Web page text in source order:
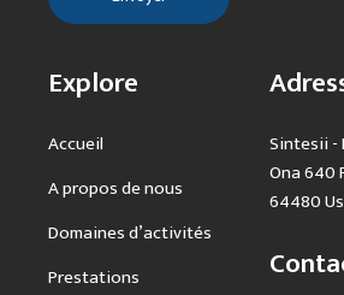
Explore
Accueil
A propos de nous
Domaines d’activités
Prestations
Sintesii -
Ona 640
64480